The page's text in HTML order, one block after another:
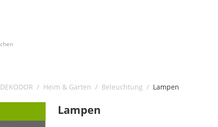
DEKODOR / Heim & Garten / Beleuchtung / Lampen
Lampen